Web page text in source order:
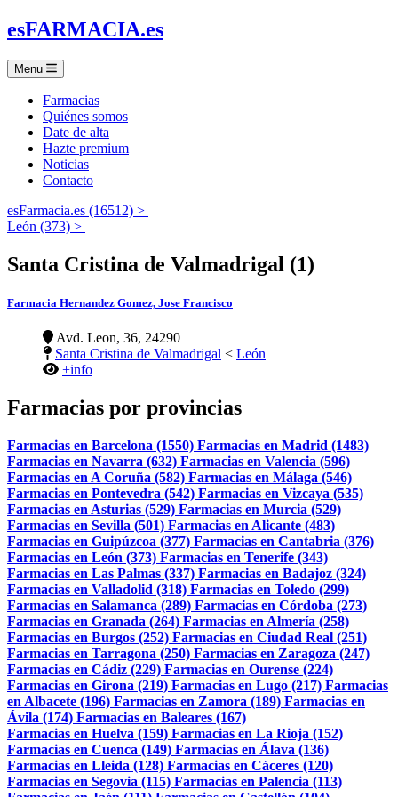
esFARMACIA.es
Menu
Farmacias
Quiénes somos
Date de alta
Hazte premium
Noticias
Contacto
esFarmacia.es (16512) >
León (373) >
Santa Cristina de Valmadrigal (1)
Farmacia Hernandez Gomez, Jose Francisco
Avd. Leon, 36, 24290
Santa Cristina de Valmadrigal < León
+info
Farmacias por provincias
Farmacias en Barcelona (1550) Farmacias en Madrid (1483)
Farmacias en Navarra (632) Farmacias en Valencia (596)
Farmacias en A Coruña (582) Farmacias en Málaga (546)
Farmacias en Pontevedra (542) Farmacias en Vizcaya (535)
Farmacias en Asturias (529) Farmacias en Murcia (529)
Farmacias en Sevilla (501) Farmacias en Alicante (483)
Farmacias en Guipúzcoa (377) Farmacias en Cantabria (376)
Farmacias en León (373) Farmacias en Tenerife (343)
Farmacias en Las Palmas (337) Farmacias en Badajoz (324)
Farmacias en Valladolid (318) Farmacias en Toledo (299)
Farmacias en Salamanca (289) Farmacias en Córdoba (273)
Farmacias en Granada (264) Farmacias en Almería (258)
Farmacias en Burgos (252) Farmacias en Ciudad Real (251)
Farmacias en Tarragona (250) Farmacias en Zaragoza (247)
Farmacias en Cádiz (229) Farmacias en Ourense (224)
Farmacias en Girona (219) Farmacias en Lugo (217) Farmacias
en Albacete (196) Farmacias en Zamora (189) Farmacias en
Ávila (174) Farmacias en Baleares (167)
Farmacias en Huelva (159) Farmacias en La Rioja (152)
Farmacias en Cuenca (149) Farmacias en Álava (136)
Farmacias en Lleida (128) Farmacias en Cáceres (120)
Farmacias en Segovia (115) Farmacias en Palencia (113)